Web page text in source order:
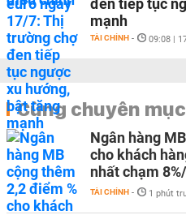
đen tiếp tục
mạnh
TÀI CHÍNH - 09:08 |
Cùng chuyên mục
Ngân hàng
cho khách
nhất chạm
TÀI CHÍNH - 1 phút